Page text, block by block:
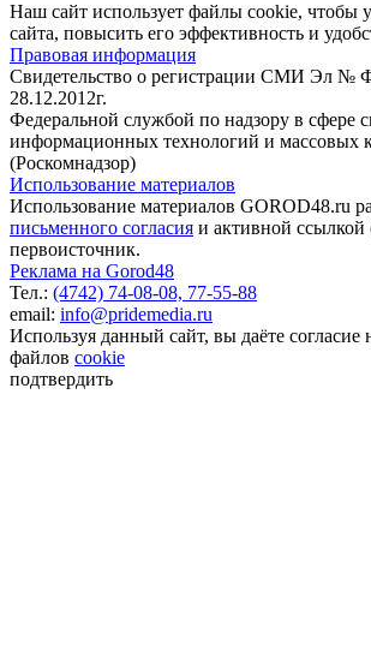
Наш сайт использует файлы cookie, чтобы
сайта, повысить его эффективность и
Правовая информация
Свидетельство о регистрации СМИ Эл №
28.12.2012г.
Федеральной службой по надзору в сфере
информационных технологий и массовых
(Роскомнадзор)
Использование материалов
Использование материалов GOROD48.ru
письменного согласия и активной ссылкой
первоисточник.
Реклама на Gorod48
Тел.: (4742) 74-08-08, 77-55-88
email: info@pridemedia.ru
Используя данный сайт, вы даёте согласие
файлов cookie
подтвердить